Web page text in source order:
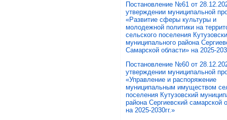
Постановление №61 от
утверждении муниципальной
«Развитие сферы культуры и
молодежной политики на
сельского поселения
муниципального района
Самарской области» на 2025-
Постановление №60 от
утверждении муниципальной
«Управление и распоряжение
муниципальным имуществом
поселения Кутузовский
района Сергиевский самарской
на 2025-2030гг.»